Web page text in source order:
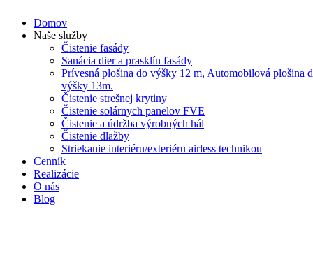
obsah
Domov
Naše služby
Čistenie fasády
Sanácia dier a prasklín fasády
Prívesná plošina do výšky 12 m, Automobilová plošina
výšky 13m.
Čistenie strešnej krytiny
Čistenie solárnych panelov FVE
Čistenie a údržba výrobných hál
Čistenie dlažby
Striekanie interiéru/exteriéru airless technikou
Cenník
Realizácie
O nás
Blog